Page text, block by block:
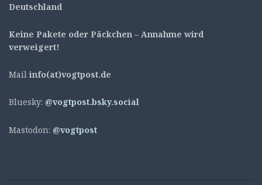
Deutschland
Keine Pakete oder Päckchen – Annahme wird
verweigert!
Mail info(at)vogtpost.de
Bluesky: @vogtpost.bsky.social
Mastodon: @vogtpost